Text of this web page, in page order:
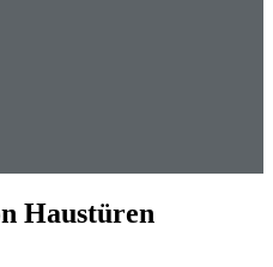
Haustüren